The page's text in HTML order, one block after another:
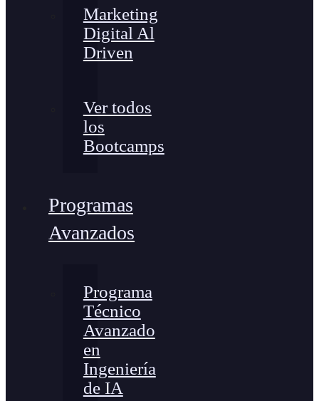
Marketing
Digital Al
Driven
Ver todos
los
Bootcamps
Programas
Avanzados
Programa
Técnico
Avanzado
en
Ingeniería
de IA